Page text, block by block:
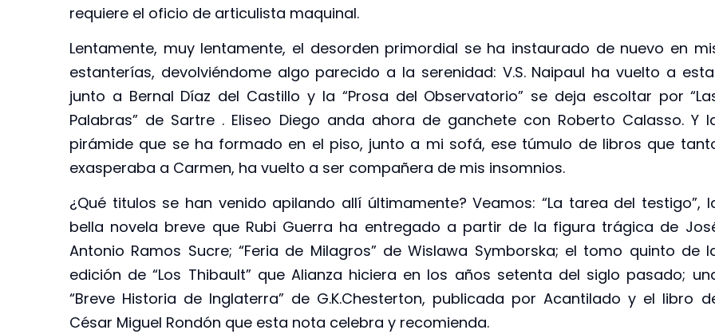
requiere el oficio de articulista maquinal.
Lentamente, muy lentamente, el desorden primordial se ha instaurado de nuevo en
estanterías, devolviéndome algo parecido a la serenidad: V.S. Naipaul ha vuelto a
junto a Bernal Díaz del Castillo y la “Prosa del Observatorio” se deja escoltar por
Palabras” de Sartre . Eliseo Diego anda ahora de ganchete con Roberto Calasso. Y
pirámide que se ha formado en el piso, junto a mi sofá, ese túmulo de libros que
exasperaba a Carmen, ha vuelto a ser compañera de mis insomnios.
¿Qué titulos se han venido apilando allí últimamente? Veamos: “La tarea del testigo”,
bella novela breve que Rubi Guerra ha entregado a partir de la figura trágica de
Antonio Ramos Sucre; “Feria de Milagros” de Wislawa Symborska; el tomo quinto de
edición de “Los Thibault” que Alianza hiciera en los años setenta del siglo pasado;
“Breve Historia de Inglaterra” de G.K.Chesterton, publicada por Acantilado y el libro
César Miguel Rondón que esta nota celebra y recomienda.